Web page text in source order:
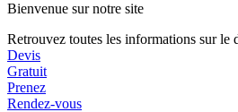
Bienvenue sur notre site
Retrouvez toutes les informations sur le
Devis
Gratuit
Prenez
Rendez-vous